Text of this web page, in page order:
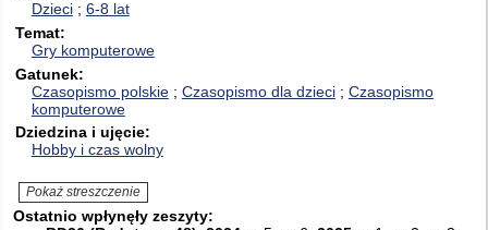
Dzieci
6-8 lat
Temat
Gry komputerowe
Gatunek
Czasopismo polskie
Czasopismo dla dzieci
Czasopismo
komputerowe
Dziedzina i ujęcie
Hobby i czas wolny
Pokaż streszczenie
Ostatnio wpłynęły zeszyty: